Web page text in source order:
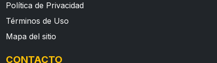
Política de Privacidad
Términos de Uso
Mapa del sitio
CONTACTO